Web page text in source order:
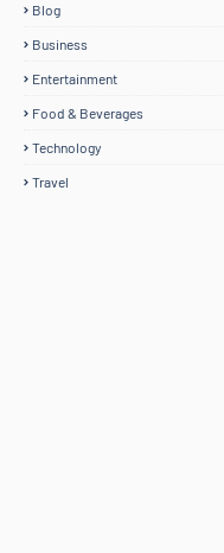
Blog
Business
Entertainment
Food & Beverages
Technology
Travel